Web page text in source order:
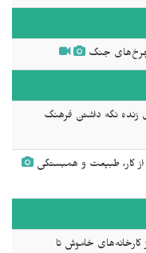
چرخ‌های جنگ
زنده نگه داشتن فرهنگ
از کار، طبیعت و همبستگی
خاموش تا